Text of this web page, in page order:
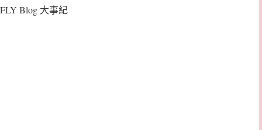
FLY Blog 大事紀